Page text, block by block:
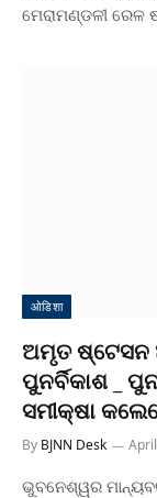
ମେରାମଣ୍ଡଳୀ ରେଳ
ओडिशा
ଅମୃତ ଷ୍ଟେସନ
ପୁନର୍ବିକାଶ _
ସମୀକ୍ଷା
By BJNN Desk
ଭୁବନେଶ୍ୱର